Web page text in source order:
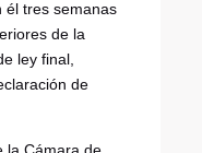
él tres semanas
de la
ley final,
de